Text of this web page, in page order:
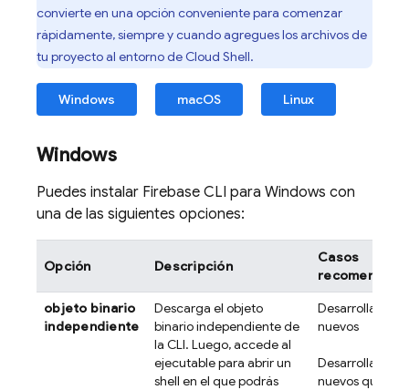
convierte en una opción conveniente para comenzar
rápidamente, siempre y cuando agregues los archivos de
tu proyecto al entorno de Cloud Shell.
Windows macOS Linux
Windows
Puedes instalar Firebase CLI para Windows con
una de las siguientes opciones:
Opción Descripción
Casos
objeto binario
independiente
Descarga el objeto
binario independiente de
la CLI. Luego, accede al
ejecutable para abrir un
shell en el que podrás
Desarrolladores
nuevos
Desarrolladores
nuevos que no